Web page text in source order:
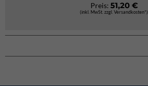
Preis: 51,20 €
(inkl. MwSt. zzgl. Versandkosten*)